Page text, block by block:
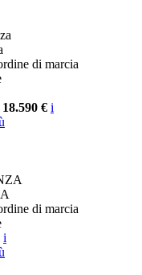
di marcia
€ i
di marcia
i